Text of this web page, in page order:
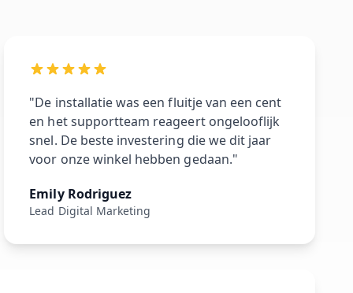
"De installatie was een fluitje van een cent
en het supportteam reageert ongelooflijk
snel. De beste investering die we dit jaar
voor onze winkel hebben gedaan."
Emily Rodriguez
Lead Digital Marketing